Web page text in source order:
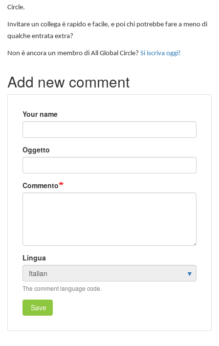
Circle.
Invitare un collega è rapido e facile, e poi chi potrebbe fare a meno di
qualche entrata extra?
Non è ancora un membro di All Global Circle? Si iscriva oggi!
Add new comment
Your name
Oggetto
Commento
Lingua
The comment language code.
Save